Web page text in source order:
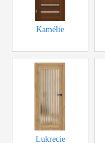
Kamélie
Lukrecie